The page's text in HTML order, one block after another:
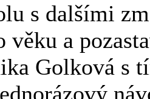
s dalšími
věku a
Golková s